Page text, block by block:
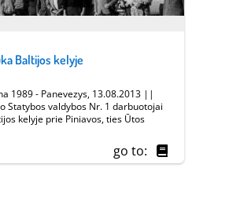
Baltijos kelyje
1989 - Panevezys, 13.08.2013 ||
Statybos valdybos Nr. 1 darbuotojai
kelyje prie Piniavos, ties Ūtos
go to: